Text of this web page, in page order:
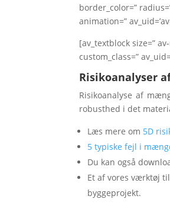
border_color=”
animation=”
[av_textblock size=”
custom_class=”
Risikoanalyser
Risikoanalyse af
robusthed i det
Læs mere om 5D
5 typiske fejl i
Du kan også
Et af vores værktøj til
byggeprojekt.